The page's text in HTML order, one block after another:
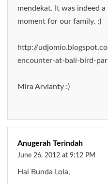
mendekat. It was indeed
moment for our family. :)
http://
encounter-at-bali-bird-
Mira Arvianty :)
Anugerah Terindah
June 26, 2012 at 9:12 PM
Hai Bunda Lola,